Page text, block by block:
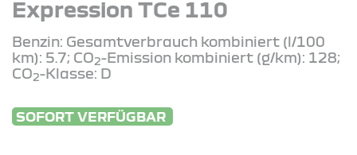
Expression TCe 110
Benzin: Gesamtverbrauch kombiniert (l/100
km): 5.7; CO2-Emission kombiniert (g/km): 128;
CO2-Klasse: D
SOFORT VERFÜGBAR